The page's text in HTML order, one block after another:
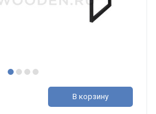
В корзину